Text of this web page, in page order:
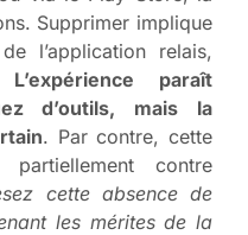
Supprimer implique
l’application relais,
L’expérience paraît
d’outils, mais la
. Par contre, cette
contre
cette absence de
les mérites de la